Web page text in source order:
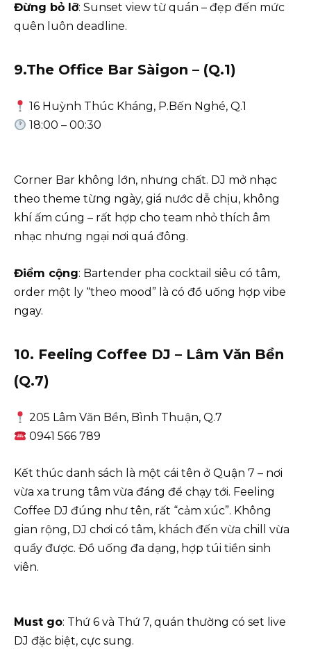
Đừng bỏ lỡ: Sunset view từ quán – đẹp đến mức
quên luôn deadline.
9.The Office Bar Sàigon – (Q.1)
16 Huỳnh Thúc Kháng, P.Bến Nghé, Q.1
18:00 – 00:30
Corner Bar không lớn, nhưng chất. DJ mở nhạc
theo theme từng ngày, giá nước dễ chịu, không
khí ấm cúng – rất hợp cho team nhỏ thích âm
nhạc nhưng ngại nơi quá đông.
Điểm cộng: Bartender pha cocktail siêu có tâm,
order một ly “theo mood” là có đồ uống hợp vibe
ngay.
10. Feeling Coffee DJ – Lâm Văn Bền
(Q.7)
205 Lâm Văn Bền, Bình Thuận, Q.7
0941 566 789
Kết thúc danh sách là một cái tên ở Quận 7 – nơi
vừa xa trung tâm vừa đáng để chạy tới. Feeling
Coffee DJ đúng như tên, rất “cảm xúc”. Không
gian rộng, DJ chơi có tâm, khách đến vừa chill vừa
quẩy được. Đồ uống đa dạng, hợp túi tiền sinh
viên.
Must go: Thứ 6 và Thứ 7, quán thường có set live
DJ đặc biệt, cực sung.